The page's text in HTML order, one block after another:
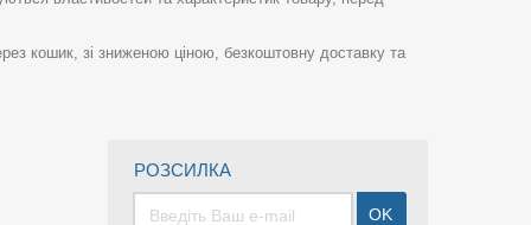
кошик, зі зниженою ціною, безкоштовну доставку та
РОЗСИЛКА
OK